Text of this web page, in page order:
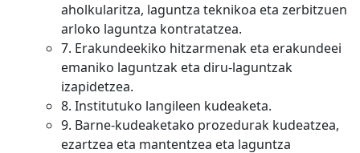
aholkularitza, laguntza teknikoa eta zerbitzuen
arloko laguntza kontratatzea.
7. Erakundeekiko hitzarmenak eta erakundeei
emaniko laguntzak eta diru-laguntzak
izapidetzea.
8. Institutuko langileen kudeaketa.
9. Barne-kudeaketako prozedurak kudeatzea,
ezartzea eta mantentzea eta laguntza